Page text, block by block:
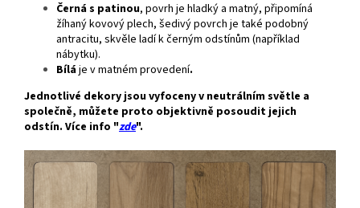
Černá s patinou, povrh je hladký a matný, připomíná
žíhaný kovový plech, šedivý povrch je také podobný
antracitu, skvěle ladí k černým odstínům (například
nábytku).
Bíláje v matném provedení.
Jednotlivé dekory jsou vyfoceny v neutrálním světle a
společně, můžete proto objektivně posoudit jejich
odstín. Více info "zde".